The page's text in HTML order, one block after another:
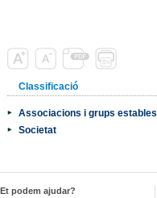
Classificació
Associacions i grups estables
Societat
Et podem ajudar?